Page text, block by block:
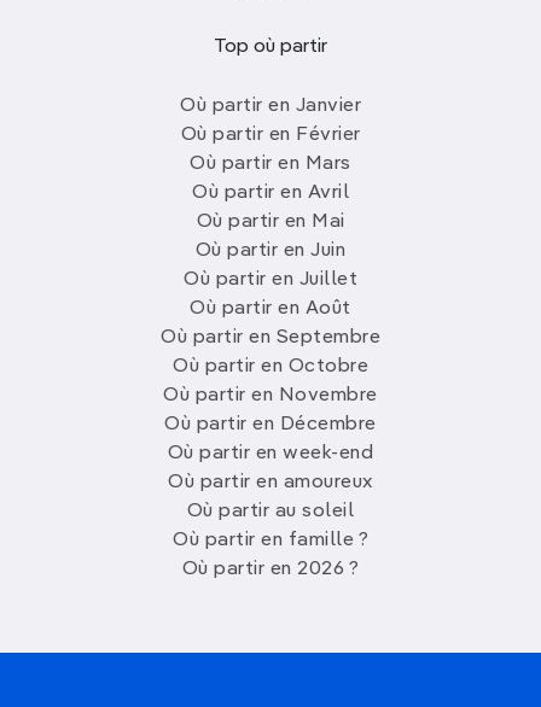
Top où partir
Où partir en Janvier
Où partir en Février
Où partir en Mars
Où partir en Avril
Où partir en Mai
Où partir en Juin
Où partir en Juillet
Où partir en Août
Où partir en Septembre
Où partir en Octobre
Où partir en Novembre
Où partir en Décembre
Où partir en week-end
Où partir en amoureux
Où partir au soleil
Où partir en famille ?
Où partir en 2026 ?